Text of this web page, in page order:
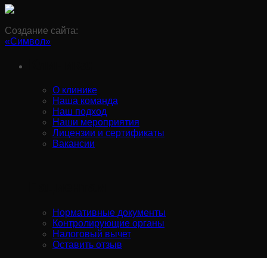
Создание сайта:
«Символ»
О клинике
Наша команда
Наш подход
Наши мероприятия
Лицензии и сертификаты
Вакансии
Нормативные документы
Контролирующие органы
Налоговый вычет
Оставить отзыв